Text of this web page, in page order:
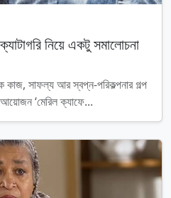
নিয়ে একটু সমালোচনা
কাজ, সাফল্য আর স্বপ্ন-পরিকল্পনার গল্প
‘মেরিল ক্যাফে...